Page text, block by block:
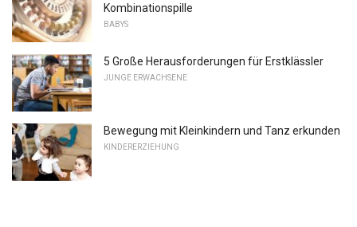
Kombinationspille
BABYS
5 Große Herausforderungen für Erstklässler
JUNGE ERWACHSENE
Bewegung mit Kleinkindern und Tanz erkunden
KINDERERZIEHUNG